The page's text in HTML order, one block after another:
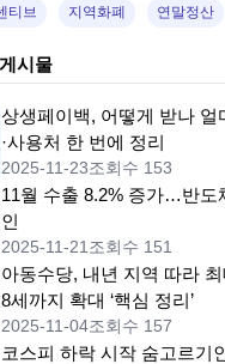
티브 지역화폐 연말정산
시물
상생페이백, 어떻게 받나 얼
·사용처 한 번에 정리
2025-11-23조회수 153
11월 수출 8.2% 증가…반도
인
2025-11-21 조회수 151
아동수당, 내년 지역 따라
8세까지 확대 ‘핵심 정리’
2025-11-04조회수 157
코스피 하락 시작 숨고르기